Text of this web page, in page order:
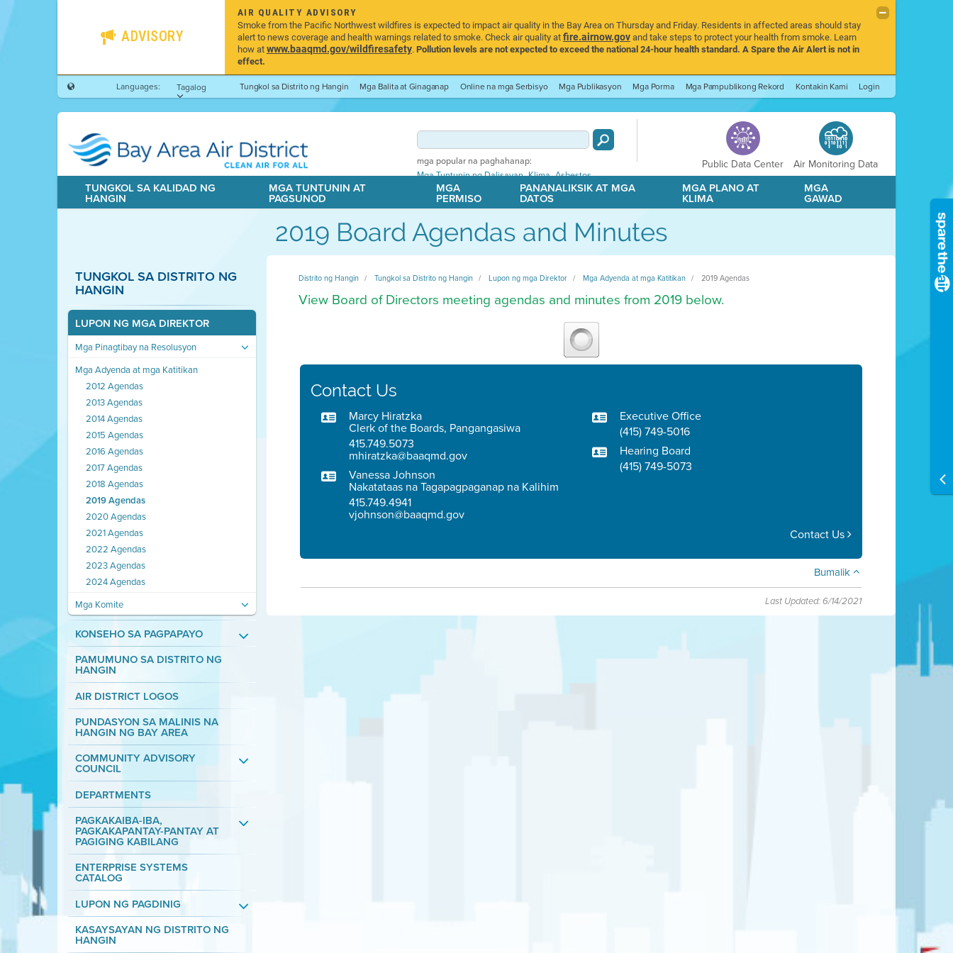
ADVISORY
AIR QUALITY ADVISORY
Smoke from the Pacific Northwest wildfires is expected to impact air quality in the Bay Area on Thursday and Friday. Residents in affected areas should stay
alert to news coverage and health warnings related to smoke. Check air quality atfire.airnow.govand take steps to protect your health from smoke. Learn
how atwww.baaqmd.gov/wildfiresafety.Pollution levels are not expected to exceed the national 24-hour health standard. A Spare the Air Alert is not in
effect.
Languages: Tagalog Tungkol sa Distrito ng Hangin Mga Balita at Ginaganap Online na mga Serbisyo Mga Publikasyon Mga Porma Mga Pampublikong Rekord Kontakin Kami Login
mga popular na paghahanap:
Mga Tuntunin ng Dalisayan,Klima,Asbestos
Public Data Center Air Monitoring Data
TUNGKOL SA KALIDAD NG
HANGIN
MGA TUNTUNIN AT
PAGSUNOD
MGA
PERMISO
PANANALIKSIK AT MGA
DATOS
MGA PLANO AT
KLIMA
MGA
GAWAD
2019 Board Agendas and Minutes
TUNGKOL SA DISTRITO NG
HANGIN
LUPON NG MGA DIREKTOR
Mga Pinagtibay na Resolusyon
Mga Adyenda at mga Katitikan
2012 Agendas
2013 Agendas
2014 Agendas
2015 Agendas
2016 Agendas
2017 Agendas
2018 Agendas
2019 Agendas
2020 Agendas
2021 Agendas
2022 Agendas
2023 Agendas
2024 Agendas
Mga Komite
KONSEHO SA PAGPAPAYO
PAMUMUNO SA DISTRITO NG
HANGIN
AIR DISTRICT LOGOS
PUNDASYON SA MALINIS NA
HANGIN NG BAY AREA
COMMUNITY ADVISORY
COUNCIL
DEPARTMENTS
PAGKAKAIBA-IBA,
PAGKAKAPANTAY-PANTAY AT
PAGIGING KABILANG
ENTERPRISE SYSTEMS
CATALOG
LUPON NG PAGDINIG
KASAYSAYAN NG DISTRITO NG
HANGIN
Distrito ng Hangin Tungkol sa Distrito ng Hangin Lupon ng mga Direktor Mga Adyenda at mga Katitikan 2019 Agendas
View Board of Directors meeting agendas and minutes from 2019 below.
Contact Us
Marcy Hiratzka
Clerk of the Boards, Pangangasiwa
415.749.5073
mhiratzka@baaqmd.gov
Vanessa Johnson
Nakatataas na Tagapagpaganap na Kalihim
415.749.4941
vjohnson@baaqmd.gov
Executive Office
(415) 749-5016
Hearing Board
(415) 749-5073
Contact Us
Bumalik
Last Updated: 6/14/2021